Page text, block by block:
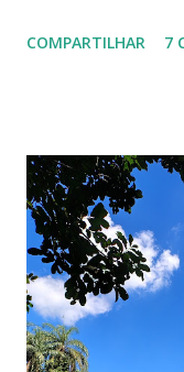
outros. Veja abaixo.
mesmo. De acordo
representariam a
eram vistos como
e olha só que
eram identificados
usava um pijama
judeus que eram
COMPARTILHAR 7